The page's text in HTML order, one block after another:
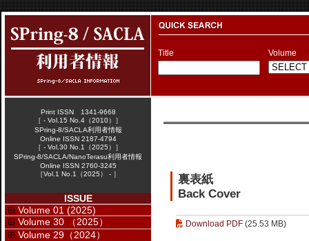
Title Volume
裏表紙
Back Cover
Download PDF (25.53 MB)
Print ISSN 1341-9668
［ - Vol.15 No.4（2010）］
SPring-8/SACLA利用者情報
Online ISSN 2187-4794
［ - Vol.30 No.1（2025）］
SPring-8/SACLA/NanoTerasu利用者情報
Online ISSN 2760-3245
［Vol.1 No.1（2025） - ］
ISSUE
Volume 01 (2025)
Volume 30 （2025）
Volume 29（2024）